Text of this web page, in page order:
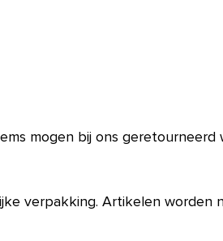
mogen bij ons geretourneerd
verpakking. Artikelen worden